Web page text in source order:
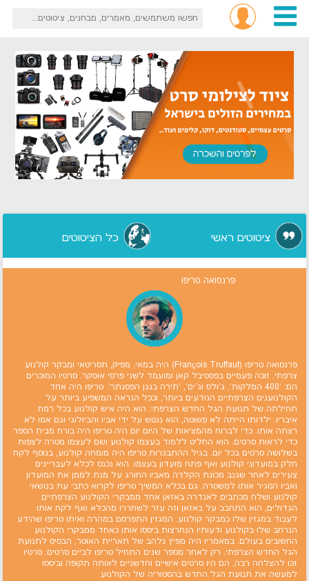
ציטוטים ראשי כל הציטוטים
פרנסואה טריפו
פרנסואה טריפו (François Truffaut) היה במאי, מפיק, תסריטאי ומבקר קולנוע
צרפתי. זוכה פעמיים בפסטיבל קאן ומועמד לשני פרסי אוסקר. סרטיו המוכרים
הם: `400 המלקות`, ג'ולס וג'ים`, `תירה בנגן הפסנתר`. טריפו היה אחד
הקולנוענים הצרפתיים הנודעים ביותר, וככל הנראה המשפיע ביותר על
תחילתה של תנועת הגל החדש הצרפתי. הוא היה איש קולנוע בכל רמח
איבריו. ילדותו הייתה לא פשוטה, הוא ננטש על ידי אביו והביולוגי וגם אמו לא
רצתה אותו. כדי לברוח מהמציאות של היום יום היה טריפו היה בורח מבית הספר
כדי לראות סרטים. הוא החליט ללמוד בעצמו קולנוע ושם לעצמו מטרה לצפות
בשלושה סרטים בכל יום. בגיל ההתבגרות טריפו היה מומחה קולנוע, בנוסף לקח
חלק במועדוני קולנוע ואף פתח מועדון בעצמו. הוא נכנס לכלא לעבריינים
צעירים לאחר שגנב מכונת הקלדה מאביו החורג על מנת לממן את המועדון
ואביו הסגיר אותו למשטרה. גם בכלא המשיך טריפו לקרוא כתבי עת בנושאי
קולנוע ושלח מכתבים לאנדרה באזאן אחד ממבקרי הקולנוע הצרפתיים
הגדולים, הוא התחבב על באזאן וזה עזר לשחררו מהכלא ואף לקח אותו
לעבוד במגזין שלו כמבקר קולנוע. המגזין התפרסם במהרה ואיתו טריפו שהידע
הנרחב שלו בקולנוע ודעותיו הנחרצות ביססו אותו כאחד ממבקרי הקולנוע
החשובים בעולם. במאמריו היה מפיץ נלהב של תאריית האוטר, הבסיס לתנועת
הגל החדש הצרפתי. רק לאחר מספר שנים התחיל טריפו לביים סרטים. סרטיו
זכו להצלחה רבה, הם היו סרטים אישיים וחדשניים לאותה תקופה וביססו
למעשה את תנועת הגל החדש בהסטוריה של הקולנוע.